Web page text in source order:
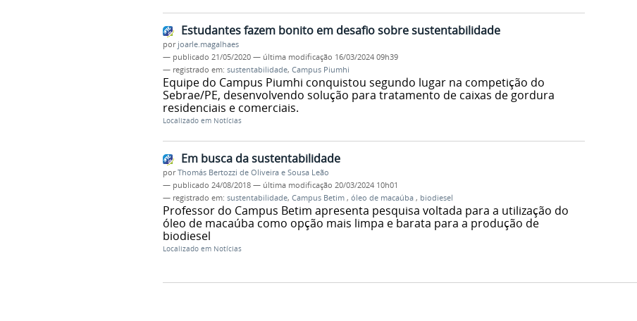
Estudantes fazem bonito em desafio sobre sustentabilidade
por joarle.magalhaes
— publicado 21/05/2020 — última modificação 16/03/2024 09h39
— registrado em: sustentabilidade, Campus Piumhi
Equipe do Campus Piumhi conquistou segundo lugar na competição do
Sebrae/PE, desenvolvendo solução para tratamento de caixas de gordura
residenciais e comerciais.
Localizado em Notícias
Em busca da sustentabilidade
porThomás Bertozzi de Oliveira e Sousa Leão
— publicado 24/08/2018 — última modificação 20/03/2024 10h01
— registrado em: sustentabilidade, Campus Betim , óleo de macaúba , biodiesel
Professor do Campus Betim apresenta pesquisa voltada para a utilização do
óleo de macaúba como opção mais limpa e barata para a produção de
biodiesel
Localizado em Notícias